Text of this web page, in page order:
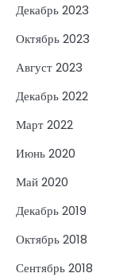
Декабрь 2023
Октябрь 2023
Август 2023
Декабрь 2022
Март 2022
Июнь 2020
Май 2020
Декабрь 2019
Октябрь 2018
Сентябрь 2018